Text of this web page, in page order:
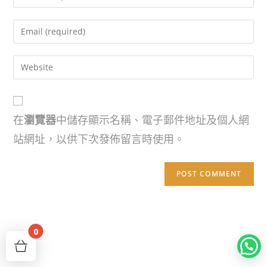
在瀏覽器中儲存顯示名稱、電子郵件地址及個人網
站網址，以供下次發佈留言時使用。
0